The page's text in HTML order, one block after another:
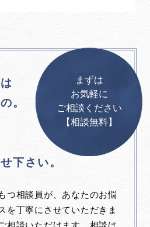
。
下さい。
つ相談員が、あなたのお悩
を丁寧にさせていただきま
相談いただけます。相談は
まずは
お気軽に
ご相談ください
【相談無料】